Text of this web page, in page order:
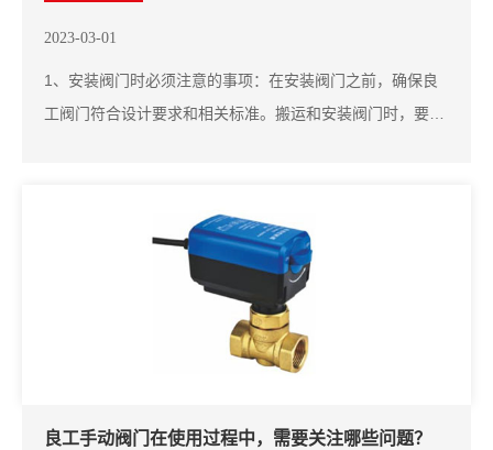
2023-03-01
1、安装阀门时必须注意的事项：在安装阀门之前，确保良
工阀门符合设计要求和相关标准。搬运和安装阀门时，要小
装过程中应关闭。提升阀门时。良工阀门应在提升位置正确
提升，不得使阀门只在局部受力时提升或牵引。...
良工手动阀门在使用过程中，需要关注哪些问题？